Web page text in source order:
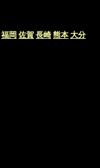
福岡 佐賀 長崎 熊本 大分